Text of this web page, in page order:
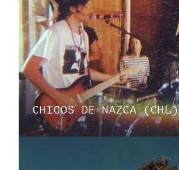
CHICOS DE NAZCA (CHL)